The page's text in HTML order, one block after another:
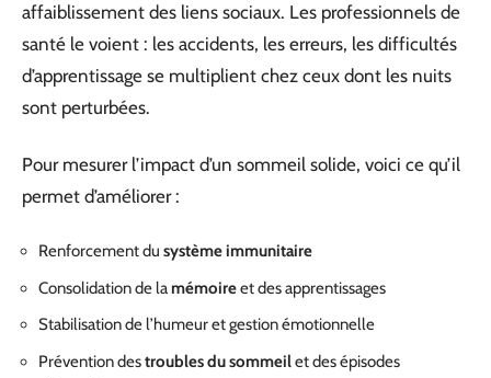
affaiblissement des liens sociaux. Les professionnels de
santé le voient : les accidents, les erreurs, les difficultés
d’apprentissage se multiplient chez ceux dont les nuits
sont perturbées.
Pour mesurer l’impact d’un sommeil solide, voici ce qu’il
permet d’améliorer :
Renforcement du système immunitaire
Consolidation de lamémoireet des apprentissages
Stabilisation de l’humeur et gestion émotionnelle
Prévention destroubles du sommeilet des épisodes